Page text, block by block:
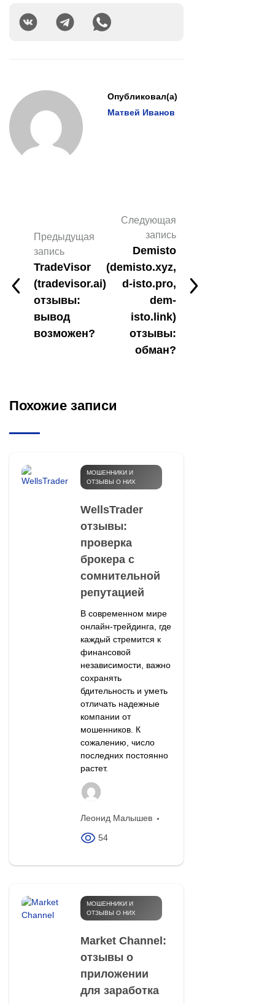
Опубликовал(а)
Матвей Иванов
Предыдущая
запись
TradeVisor
(tradevisor.ai)
отзывы:
вывод
возможен?
Следующая
запись
Demisto
(demisto.xyz,
d-isto.pro,
dem-
isto.link)
отзывы:
обман?
Похожие записи
МОШЕННИКИ И
ОТЗЫВЫ О НИХ
WellsTrader
отзывы:
проверка
брокера с
сомнительной
репутацией
В современном мире
онлайн-трейдинга, где
каждый стремится к
финансовой
независимости, важно
сохранять
бдительность и уметь
отличать надежные
компании от
мошенников. К
сожалению, число
последних постоянно
растет.
Леонид Малышев
54
МОШЕННИКИ И
ОТЗЫВЫ О НИХ
Market Channel:
отзывы о
приложении
для заработка